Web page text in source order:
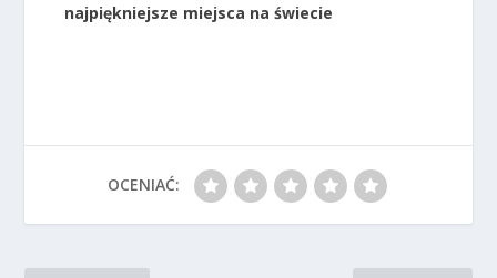
najpiękniejsze miejsca na świecie
OCENIAĆ: